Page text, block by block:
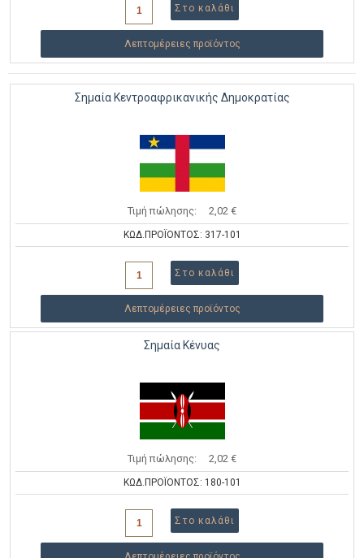
Λεπτομέρειες προϊόντος
Σημαία Κεντροαφρικανικής Δημοκρατίας
Τιμή πώλησης: 2,02 €
ΚΩΔ.ΠΡΟΪΟΝΤΟΣ: 317-101
Λεπτομέρειες προϊόντος
Σημαία Κένυας
Τιμή πώλησης: 2,02 €
ΚΩΔ.ΠΡΟΪΟΝΤΟΣ: 180-101